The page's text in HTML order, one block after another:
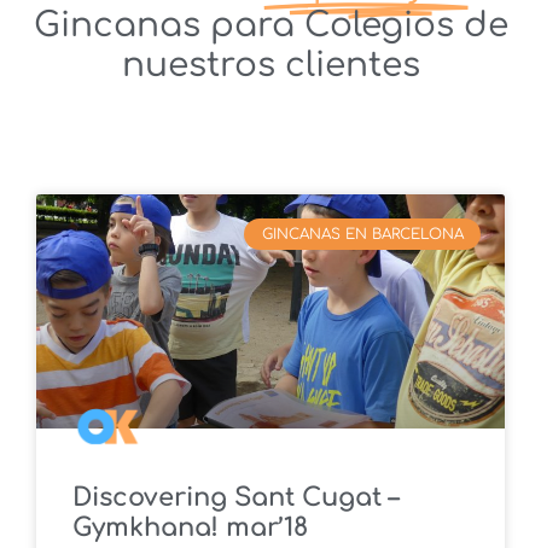
Gincanas para Colegios de
nuestros clientes
GINCANAS EN BARCELONA
Discovering Sant Cugat –
Gymkhana! mar’18